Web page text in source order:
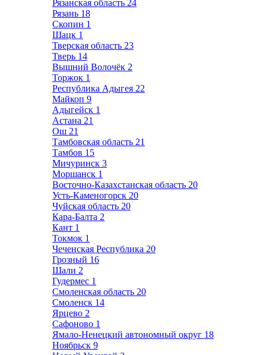
Рязанская область 24
Рязань 18
Скопин 1
Шацк 1
Тверская область 23
Тверь 14
Вышний Волочёк 2
Торжок 1
Республика Адыгея 22
Майкоп 9
Адыгейск 1
Астана 21
Ош 21
Тамбовская область 21
Тамбов 15
Мичуринск 3
Моршанск 1
Восточно-Казахстанская область 20
Усть-Каменогорск 20
Чуйская область 20
Кара-Балта 2
Кант 1
Токмок 1
Чеченская Республика 20
Грозный 16
Шали 2
Гудермес 1
Смоленская область 20
Смоленск 14
Ярцево 2
Сафоново 1
Ямало-Ненецкий автономный округ 18
Ноябрьск 9